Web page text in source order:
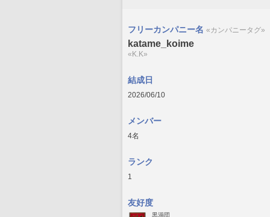
フリーカンパニー名 «カンパニータグ»
katame_koime
«K.K»
結成日
2026/06/10
メンバー
4名
ランク
1
友好度
黒渦団